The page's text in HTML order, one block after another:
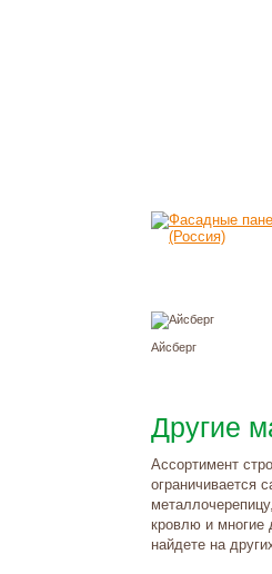
Айсберг
Другие
Ассортимент
ограничивается
кровлю и
найдете на